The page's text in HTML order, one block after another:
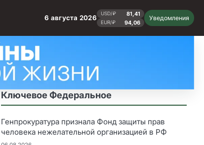
6 августа 2026
USD/₽ 81,41
EUR/₽ 94,06
Уведомления
Ключевое Федеральное
Генпрокуратура признала Фонд защиты прав
человека нежелательной организацией в РФ